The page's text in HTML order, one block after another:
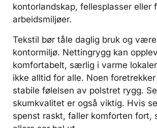
kontorlandskap, fellesplasser eller
arbeidsmiljøer.
Tekstil bør tåle daglig bruk og
kontormiljø. Nettingrygg kan
komfortabelt, særlig i varme
ikke alltid for alle. Noen
stabile følelsen av polstret rygg.
skumkvalitet er også viktig. Hvis
spenst raskt, faller komforten fort,